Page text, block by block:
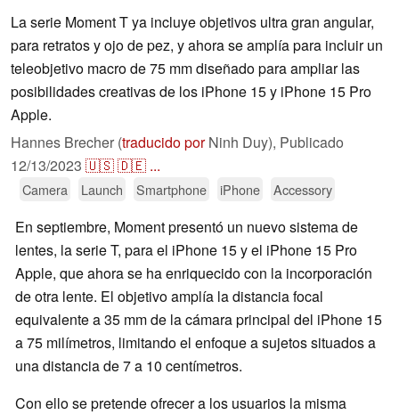
La serie Moment T ya incluye objetivos ultra gran angular,
para retratos y ojo de pez, y ahora se amplía para incluir un
teleobjetivo macro de 75 mm diseñado para ampliar las
posibilidades creativas de los iPhone 15 y iPhone 15 Pro
Apple.
Hannes Brecher (traducido porNinh Duy), Publicado
12/13/2023 🇺🇸🇩🇪 ...
Camera Launch Smartphone iPhone Accessory
En septiembre, Moment presentó un nuevo sistema de
lentes, la serie T, para el iPhone 15 y el iPhone 15 Pro
Apple, que ahora se ha enriquecido con la incorporación
de otra lente. El objetivo amplía la distancia focal
equivalente a 35 mm de la cámara principal del iPhone 15
a 75 milímetros, limitando el enfoque a sujetos situados a
una distancia de 7 a 10 centímetros.
Con ello se pretende ofrecer a los usuarios la misma